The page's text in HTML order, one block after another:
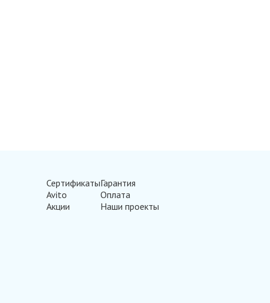
Сертификаты
Avito
Акции
Гарантия
Оплата
Наши проекты